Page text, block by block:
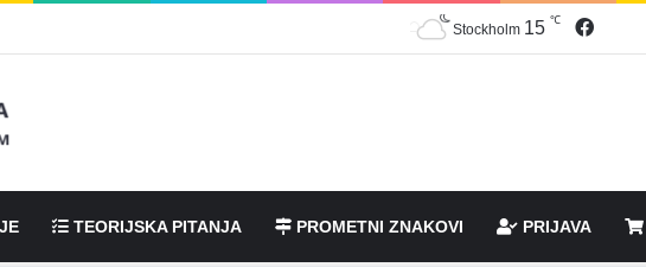
Stockholm 15 ℃
TEORIJSKA PITANJA PROMETNI ZNAKOVI PRIJAVA